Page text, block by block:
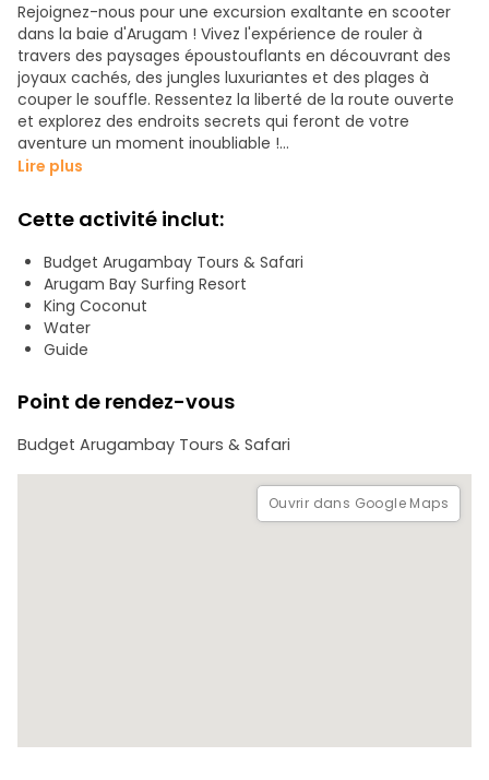
Rejoignez-nous pour une excursion exaltante en scooter
dans la baie d'Arugam ! Vivez l'expérience de rouler à
travers des paysages époustouflants en découvrant des
joyaux cachés, des jungles luxuriantes et des plages à
couper le souffle. Ressentez la liberté de la route ouverte
et explorez des endroits secrets qui feront de votre
aventure un moment inoubliable !
de rouler avec Budget Arugam Bay Tours. Nos scooters
sont sûrs et amusants, et vous permettent d'explorer à
votre propre rythme. Que vous soyez un conducteur
expérimenté ou un débutant, nous vous garantissons une
expérience mémorable.
Pourquoi nous choisir ?
-Conduite sûre et amusante : Profitez d'une conduite sans
-Expertise locale : Nos guides sympathiques sont là pour
vous aider et partager des informations précieuses
-service 24 heures sur 24 : Nous sommes disponibles à
tout moment, de jour comme de nuit
Lire plus
Cette activité inclut:
Budget Arugambay Tours & Safari
Arugam Bay Surfing Resort
King Coconut
Water
Guide
Point de rendez-vous
Budget Arugambay Tours & Safari
Ouvrir dans Google Maps